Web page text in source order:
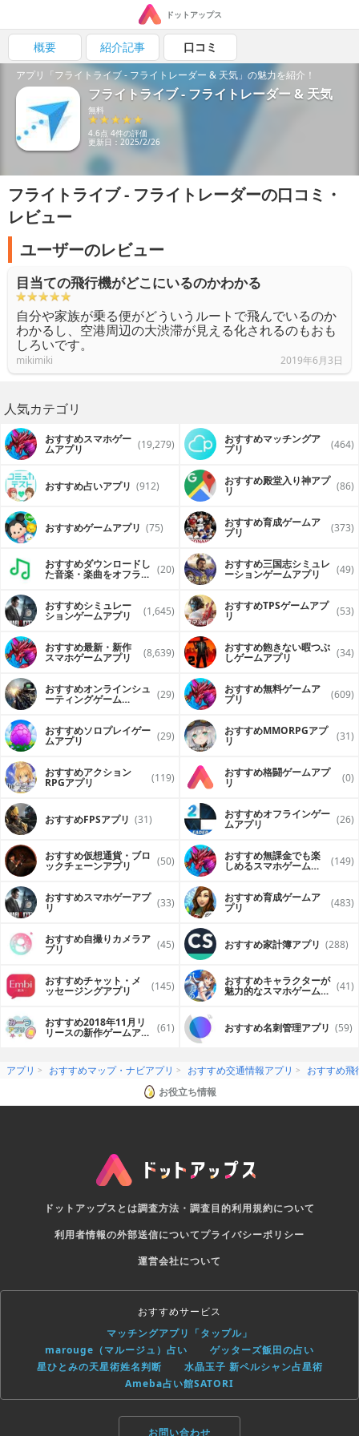
ドットアップス
概要 紹介記事 口コミ
アプリ「フライトライブ - フライトレーダー & 天気」の魅力を紹介！
フライトライブ - フライトレーダー & 天気
無料
4.6点 4件の評価
更新日：2025/2/26
フライトライブ - フライトレーダーの口コミ・
レビュー
ユーザーのレビュー
目当ての飛行機がどこにいるのかわかる
自分や家族が乗る便がどういうルートで飛んでいるのか
わかるし、空港周辺の大渋滞が見える化されるのもおも
しろいです。
mikimiki 2019年6月3日
人気カテゴリ
おすすめスマホゲー
ムアプリ (19,279) おすすめマッチングア
プリ (464)
おすすめ占いアプリ (912) おすすめ殿堂入り神アプ
リ (86)
おすすめゲームアプリ (75) おすすめ育成ゲームア
プリ (373)
おすすめダウンロードし
た音楽・楽曲をオフライ (20) おすすめ三国志シミュレ
ーションゲームアプリ (49)
おすすめシミュレー
ションゲームアプリ (1,645) おすすめTPSゲームアプ
リ (53)
おすすめ最新・新作
スマホゲームアプリ (8,639) おすすめ飽きない暇つぶ
しゲームアプリ (34)
おすすめオンラインシュ
ーティングゲーム (29) おすすめ無料ゲームア
プリ (609)
おすすめソロプレイゲー
ムアプリ (29) おすすめ MMORPGアプ
リ (31)
おすすめアクション
RPGアプリ (119) おすすめ格闘ゲームアプ
リ (0)
おすすめFPSアプリ (31) おすすめオフラインゲー
ムアプリ (26)
おすすめ仮想通貨・ブロ
ックチェーンアプリ (50) おすすめ無課金でも楽
しめるスマホゲームア (149)
おすすめスマホゲーアプ
リ (33) おすすめ育成ゲームア
プリ (483)
おすすめ自撮りカメラア
プリ (45) おすすめ家計簿アプリ (288)
おすすめチャット・メ
ッセージングアプリ (145) おすすめキャラクターが
魅力的なスマホゲームア (41)
おすすめ2018年11月リ
リースの新作ゲームアプ (61) おすすめ名刺管理アプリ (59)
アプリ おすすめマップ・ナビアプリ おすすめ交通情報アプリ
おすすめ飛
お役立ち情報
ドットアップスとは調査方法・調査目的利用規約について
利用者情報の外部送信についてプライバシーポリシー
運営会社について
おすすめサービス
マッチングアプリ「タップル」
marouge（マルージュ）占い
ゲッターズ飯田の占い
星ひとみの天星術姓名判断
水晶玉子 新ペルシャン占星術
Ameba占い館SATORI
お問い合わせ